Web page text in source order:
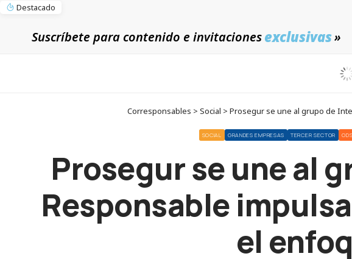
Destacado
Suscríbete para contenido e invitacionesexclusivas»
Corresponsables > Social > Prosegur se une al grupo de
SOCIAL GRANDES EMPRESAS TERCER SECTOR
Prosegur se une al
Responsable
el